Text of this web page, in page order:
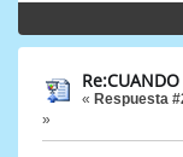
« Respuesta
»